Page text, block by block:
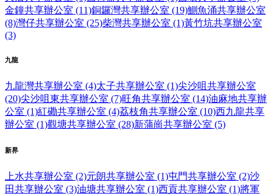
金鐘共享辦公室 (11)銅鑼灣共享辦公室 (19)鰂魚涌共享辦公室
(8)灣仔共享辦公室 (25)柴灣共享辦公室 (1)黃竹坑共享辦公室
(3)
九龍
九龍灣共享辦公室 (4)太子共享辦公室 (1)尖沙咀共享辦公室
(20)尖沙咀東共享辦公室 (7)旺角共享辦公室 (14)油麻地共享辦
公室 (1)紅磡共享辦公室 (4)荔枝角共享辦公室 (10)西九龍共享
辦公室 (1)觀塘共享辦公室 (28)新蒲崗共享辦公室 (5)
新界
上水共享辦公室 (2)元朗共享辦公室 (1)屯門共享辦公室 (2)沙
田共享辦公室 (3)油塘共享辦公室 (1)西貢共享辦公室 (1)將軍